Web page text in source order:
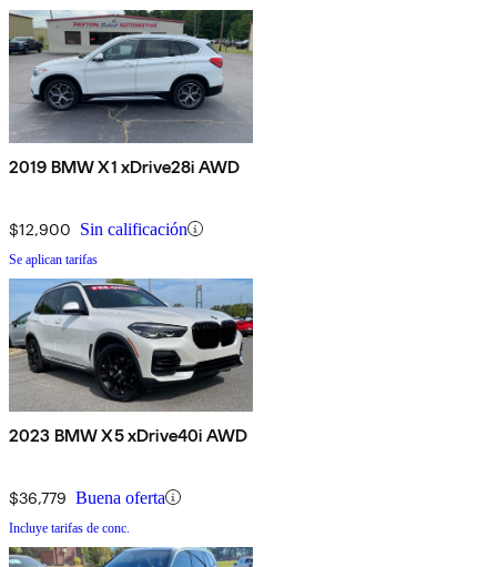
2019 BMW X1 xDrive28i AWD
$12,900 Sin calificación
Se aplican tarifas
2023 BMW X5 xDrive40i AWD
$36,779 Buena oferta
Incluye tarifas de conc.